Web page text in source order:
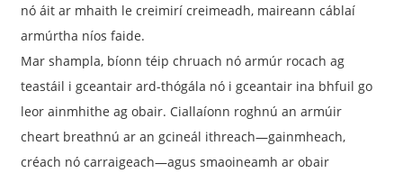
nó áit ar mhaith le creimirí creimeadh, maireann cáblaí
armúrtha níos faide.
Mar shampla, bíonn téip chruach nó armúr rocach ag
teastáil i gceantair ard-thógála nó i gceantair ina bhfuil go
leor ainmhithe ag obair. Ciallaíonn roghnú an armúir
cheart breathnú ar an gcineál ithreach—gainmheach,
créach nó carraigeach—agus smaoineamh ar obair